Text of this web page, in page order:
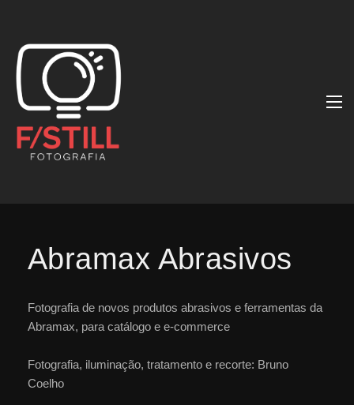
Abramax Abrasivos
Fotografia de novos produtos abrasivos e ferramentas da
Abramax, para catálogo e e-commerce
Fotografia, iluminação, tratamento e recorte: Bruno
Coelho